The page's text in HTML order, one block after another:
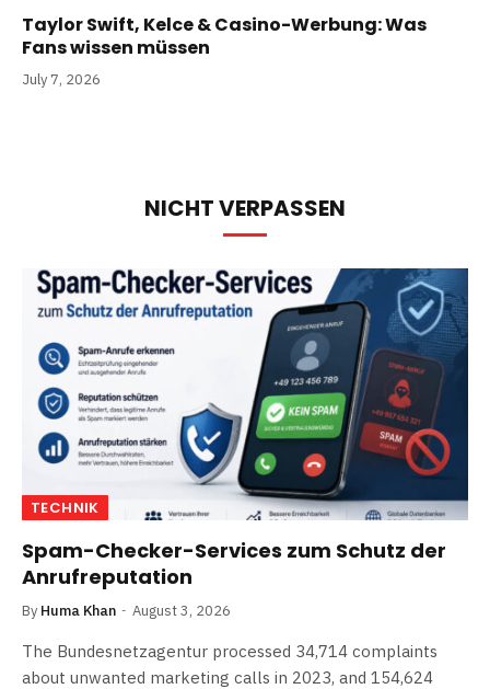
Taylor Swift, Kelce & Casino-Werbung: Was
Fans wissen müssen
July 7, 2026
NICHT VERPASSEN
TECHNIK
Spam-Checker-Services zum Schutz der
Anrufreputation
By Huma Khan August 3, 2026
The Bundesnetzagentur processed 34,714 complaints
about unwanted marketing calls in 2023, and 154,624